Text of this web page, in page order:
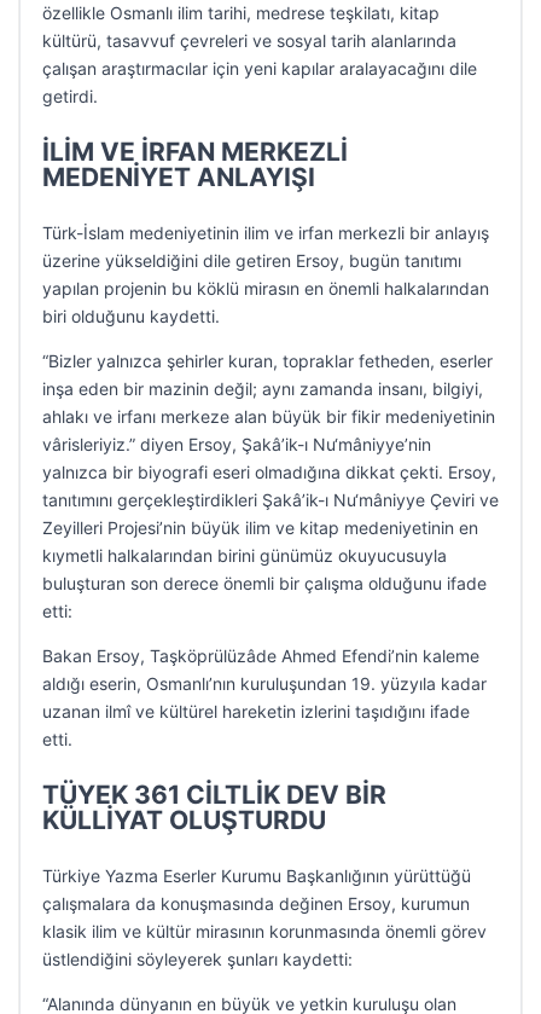
özellikle Osmanlı ilim tarihi, medrese teşkilatı, kitap
kültürü, tasavvuf çevreleri ve sosyal tarih alanlarında
çalışan araştırmacılar için yeni kapılar aralayacağını dile
getirdi.
İLİM VE İRFAN MERKEZLİ
MEDENİYET ANLAYIŞI
Türk-İslam medeniyetinin ilim ve irfan merkezli bir anlayış
üzerine yükseldiğini dile getiren Ersoy, bugün tanıtımı
yapılan projenin bu köklü mirasın en önemli halkalarından
biri olduğunu kaydetti.
“Bizler yalnızca şehirler kuran, topraklar fetheden, eserler
inşa eden bir mazinin değil; aynı zamanda insanı, bilgiyi,
ahlakı ve irfanı merkeze alan büyük bir fikir medeniyetinin
vârisleriyiz.” diyen Ersoy, Şakâ’ik-ı Nu‘mâniyye’nin
yalnızca bir biyografi eseri olmadığına dikkat çekti. Ersoy,
tanıtımını gerçekleştirdikleri Şakâ’ik-ı Nu‘mâniyye Çeviri ve
Zeyilleri Projesi’nin büyük ilim ve kitap medeniyetinin en
kıymetli halkalarından birini günümüz okuyucusuyla
buluşturan son derece önemli bir çalışma olduğunu ifade
etti:
Bakan Ersoy, Taşköprülüzâde Ahmed Efendi’nin kaleme
aldığı eserin, Osmanlı’nın kuruluşundan 19. yüzyıla kadar
uzanan ilmî ve kültürel hareketin izlerini taşıdığını ifade
etti.
TÜYEK 361 CİLTLİK DEV BİR
KÜLLİYAT OLUŞTURDU
Türkiye Yazma Eserler Kurumu Başkanlığının yürüttüğü
çalışmalara da konuşmasında değinen Ersoy, kurumun
klasik ilim ve kültür mirasının korunmasında önemli görev
üstlendiğini söyleyerek şunları kaydetti:
“Alanında dünyanın en büyük ve yetkin kuruluşu olan